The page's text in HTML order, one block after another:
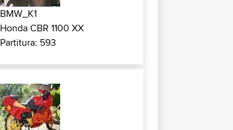
BMW_K1
Honda CBR 1100 XX
Partitura: 593